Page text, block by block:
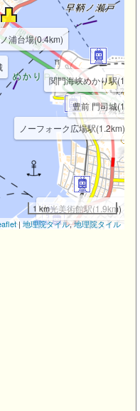
ノーフォーク広場駅(1.2km)
関門海峡めかり駅
出光美術館駅(1.9km)
浦台場(0.4km)
豊前 門司城
1 km
| 地理院タイル,地理院タイル